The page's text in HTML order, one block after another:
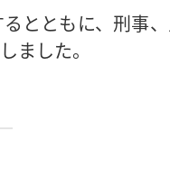
とともに、刑事
ました。